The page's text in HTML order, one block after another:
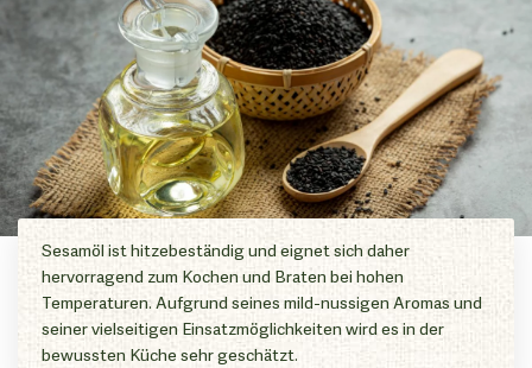
Sesamöl ist hitzebeständig und eignet sich daher
hervorragend zum Kochen und Braten bei hohen
Temperaturen. Aufgrund seines mild-nussigen Aromas und
seiner vielseitigen Einsatzmöglichkeiten wird es in der
bewussten Küche sehr geschätzt.